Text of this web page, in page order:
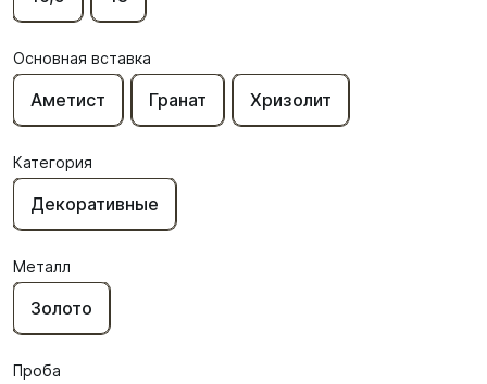
Основная вставка
Аметист Гранат Хризолит
Категория
Декоративные
Металл
Золото
Проба